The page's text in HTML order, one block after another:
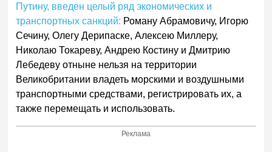
Путину, введен целый ряд экономических и
транспортных санкций: Роману Абрамовичу, Игорю
Сечину, Олегу Дерипаске, Алексею Миллеру,
Николаю Токареву, Андрею Костину и Дмитрию
Лебедеву отныне нельзя на территории
Великобритании владеть морскими и воздушными
транспортными средствами, регистрировать их, а
также перемещать и использовать.
Реклама